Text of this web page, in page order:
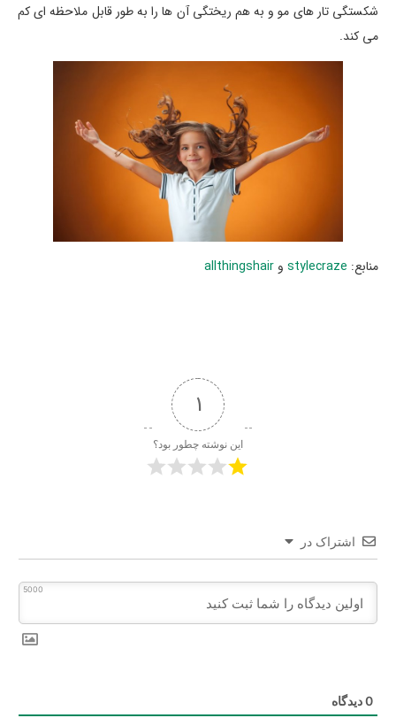
شکستگی تار های مو و به هم ریختگی آن ها را به طور قابل ملاحظه ای کم
می کند.
منابع: stylecraze و allthingshair
1
این نوشته چطور بود؟
اشتراک در
5000
0دیدگاه